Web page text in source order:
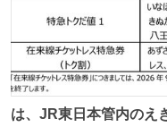
は、JR東日本管内のえ